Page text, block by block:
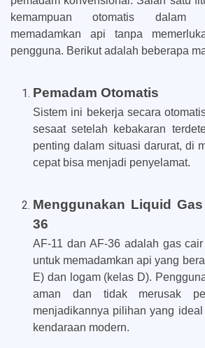
kemampuan otomatis dalam
memadamkan api tanpa
pengguna. Berikut adalah beberapa
Pemadam Otomatis
Sistem ini bekerja secara
sesaat setelah kebakaran
penting dalam situasi darurat, di
cepat bisa menjadi penyelamat.
Menggunakan Liquid
36
AF-11 dan AF-36 adalah gas
untuk memadamkan api yang
E) dan logam (kelas D).
aman dan tidak merusak
menjadikannya pilihan yang
kendaraan modern.